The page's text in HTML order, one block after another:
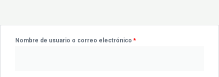
Nombre de usuario o correo electrónico*